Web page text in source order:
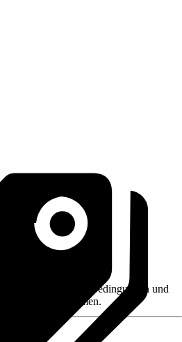
wie z. B. Rückgabebedingungen und
Verkäufernamen.